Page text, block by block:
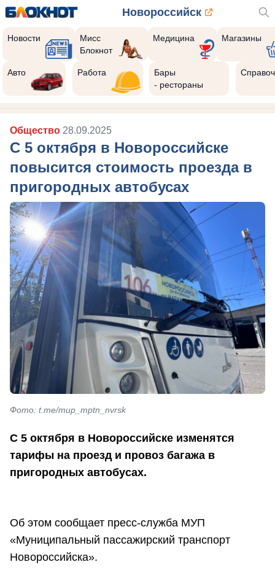
Новороссийск
Новости
Мисс
Блокнот
Медицина Магазины
Авто Работа
Бары
- рестораны
Общество 28.09.2025
С 5 октября в Новороссийске
повысится стоимость проезда в
пригородных автобусах
Фото: t.me/mup_mptn_nvrsk
С 5 октября в Новороссийске изменятся
тарифы на проезд и провоз багажа в
пригородных автобусах.
Об этом сообщает пресс-служба МУП
«Муниципальный пассажирский транспорт
Новороссийска».